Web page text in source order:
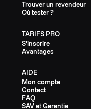
Trouver un revendeur
Où tester ?
TARIFS PRO
S'inscrire
Avantages
AIDE
Mon compte
Contact
FAQ
SAV et Garantie